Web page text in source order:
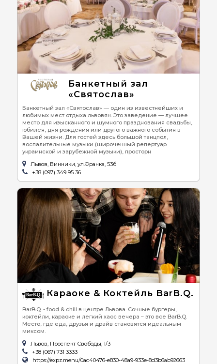
Банкетный зал
«Святослав»
Банкетный зал «Святослав» — один из известнейших и
любимых мест отдыха львовян. Это заведение — лучшее
место для изысканного и шумного празднования свадьбы,
юбилея, дня рождения или другого важного события в
Вашей жизни. Для гостей здесь большой танцпол,
воспалительные музыки (широченный репертуар
украинской и зарубежной музыки), просторн
Львов, Винники, ул.Франка, 53б
+38 (097) 349 95 36
Караоке & Коктейль BarB.Q.
BarB.Q. - food & chill в центре Львова. Сочные бургеры,
коктейли, караоке и легкий хаос вечера – это все BarB.Q.
Место, где еда, друзья и драйв становятся идеальным
миксом.
Львов, Проспект Свободы, 1/3
+38 (067) 731 3333
https://expz.menu/0ac40476-e830-48a9-933e-8d3b6ab92663